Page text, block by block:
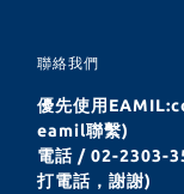
聯絡我們
優先使用
eamil聯繫)
電話 / 02-2303-
打電話，謝謝)